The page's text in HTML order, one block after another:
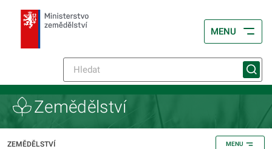
MENU
Zemědělství
ZEMĚDĚLSTVÍ MENU